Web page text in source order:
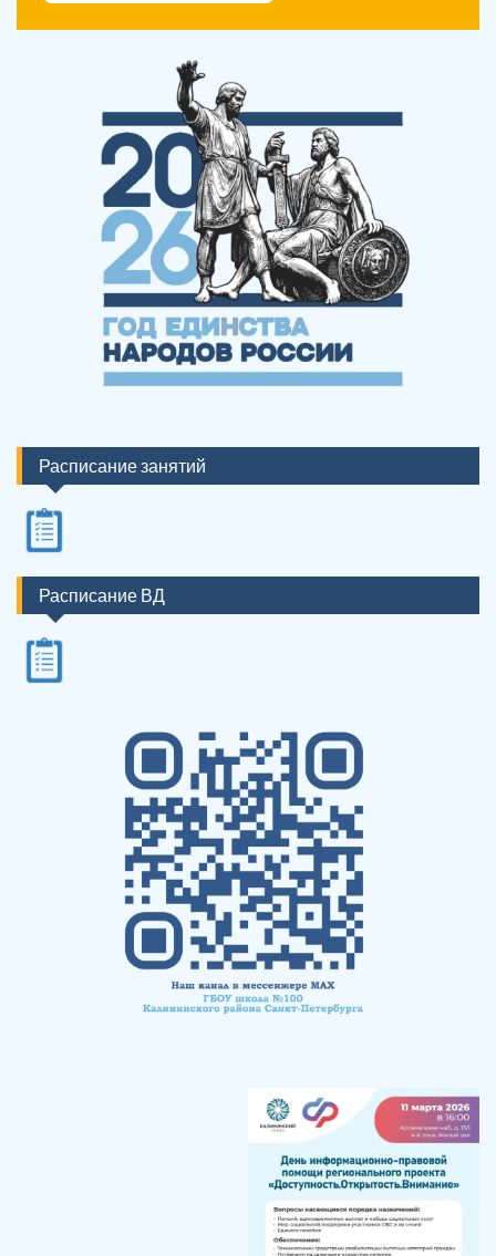
Расписание занятий
Расписание ВД